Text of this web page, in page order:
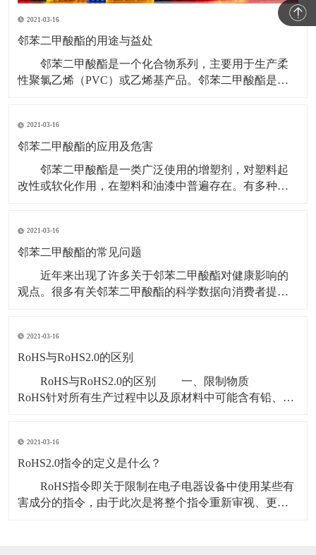
2021-03-16
邻苯二甲酸酯的用途与益处
邻苯二甲酸酯是一个化合物系列，主要用于生产柔
性聚氯乙烯（PVC）或乙烯基产品。邻苯二甲酸酯是世
与益处 无色、无味的高邻苯二甲酸酯适用于大量要
求高性能、长期耐磨性和耐久性的产品中。高邻苯二甲
2021-03-16
邻苯二甲酸酯的应用及危害
邻苯二甲酸酯是一类广泛使用的增塑剂，对塑料起
改性或软化作用，在塑料和油漆中普遍存在。有多种邻
息息相关的人造物质，藉由添加邻苯二甲酸酯可塑剂，
而具有良好的延展性与稳定的物理化学特性，因此被大
2021-03-16
邻苯二甲酸酯的常见问题
近年来出现了许多关于邻苯二甲酸酯对健康影响的
观点。很多有关邻苯二甲酸酯的科学数据向消费者提供
些问题基于你可能听到或看到的有关邻苯二甲酸酯及人
类健康影响的信息： 邻苯二甲酸酯安全吗？ 世
2021-03-16
RoHS与RoHS2.0的区别
RoHS与RoHS2.0的区别 一、限制物质
RoHS针对所有生产过程中以及原材料中可能含有铅、
黑家电，电动工具，医疗电气设备等。 RoHS2.0新
增四种邻苯二甲酸酯（DEHP、BBP、
2021-03-16
RoHS2.0指令的定义是什么？
RoHS指令即关于限制在电子电器设备中使用某些有
害成分的指令，由于此次是将整个指令重新审视、更新